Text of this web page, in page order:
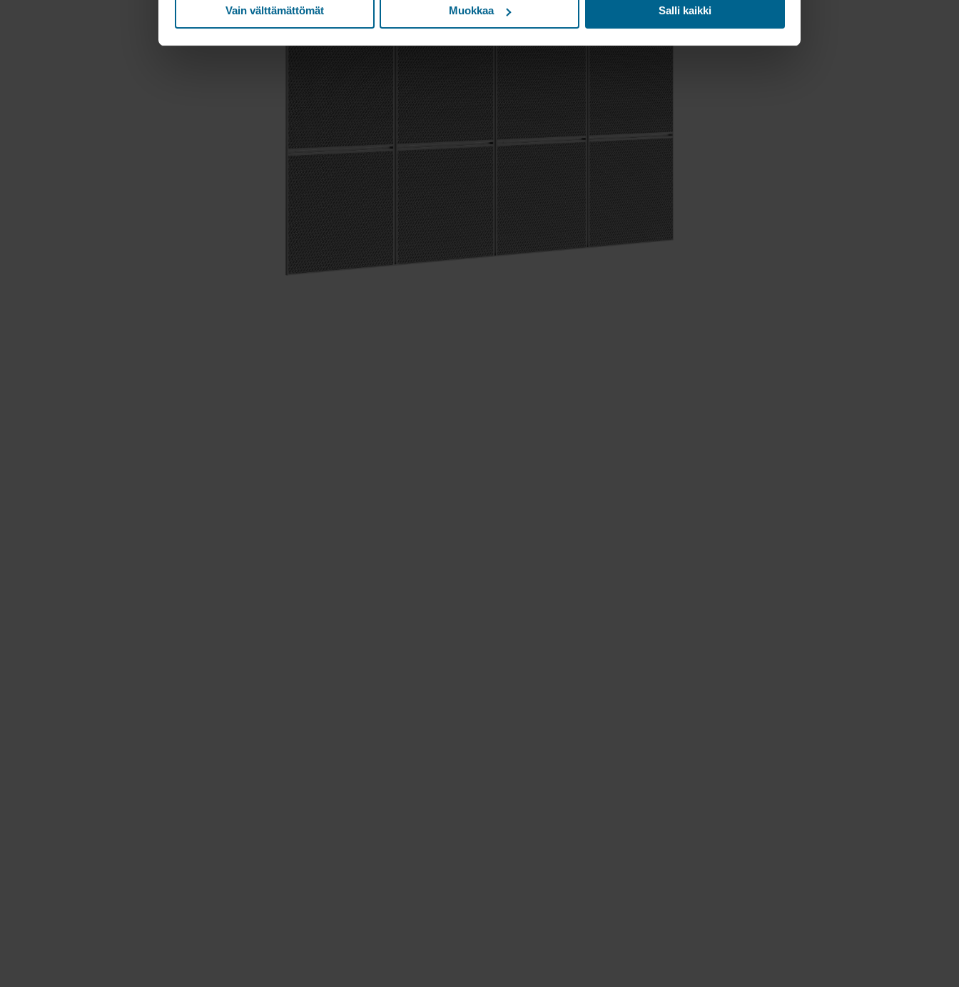
tietosuojakäytäntöön ja siitä, kuinka kauan kukin eväste säilyy tallennettuna päätelaitteellesi. Päätät itse, mihin
Voit perua suostumuksesi tai muuttaa sitä milloin tahansa napsauttamalla verkkosivuston alareunassa olevaa
evästekuvaketta. Lisätietoa evästeiden käytöstä verkkosivustoillamme saat "Lisää"-osiosta ja henkilötietojen käsittelystä
, mukaan lukien sen ROCKWOOL-konserniin kuuluvan yrityksen tiedot, joka on
henkilötietojesi rekisterinpitäjä.
Vain välttämättömät Muokkaa Salli kaikki